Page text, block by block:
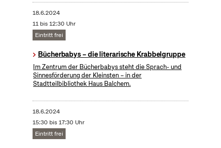
18.6.2024
11 bis 12:30 Uhr
Eintritt frei
Bücherbabys – die literarische Krabbelgruppe
Im Zentrum der Bücherbabys steht die Sprach- und
Sinnesförderung der Kleinsten – in der
Stadtteilbibliothek Haus Balchem.
18.6.2024
15:30 bis 17:30 Uhr
Eintritt frei